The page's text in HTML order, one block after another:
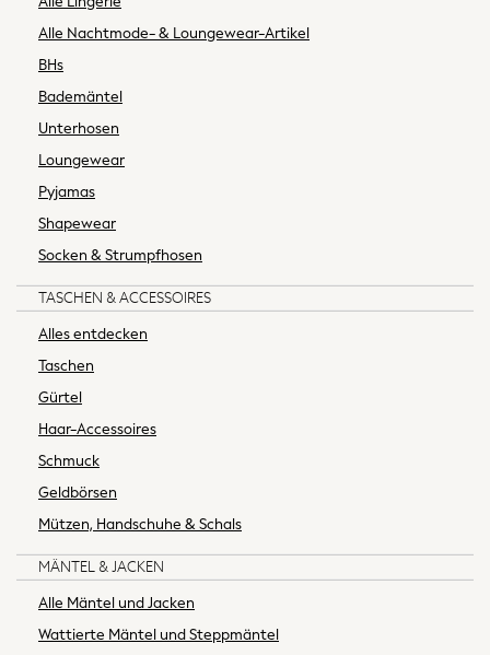
Dressing Gowns
Shapewear
Bootcut
Mom
Curve Jeans
Slim
Straight
Wide
Petite
Crop
Bridesmaid
Mother of the Bride
Jumpsuits
Bags & Accessories
Shop All
Jewellery
Bags
Alle Nachtmode- & Loungewear-Artikel
BHs
Bademäntel
Unterhosen
Loungewear
Pyjamas
Shapewear
Socken & Strumpfhosen
TASCHEN & ACCESSOIRES
Alles entdecken
Taschen
Gürtel
Haar-Accessoires
Schmuck
Geldbörsen
Mützen, Handschuhe & Schals
MÄNTEL & JACKEN
Alle Mäntel und Jacken
Wattierte Mäntel und Steppmäntel